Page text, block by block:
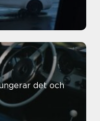
det och